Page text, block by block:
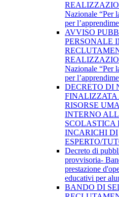
Nazionale “Per
per
AVVISO
PERSONALE
Nazionale “Per
per
DECRETO DI
FINALIZZATA
RISORSE
INTERNO
SCOLASTICA
INCARICHI DI
ESPERTO/
Decreto di
provvisoria-
prestazione
educativi per
BANDO DI